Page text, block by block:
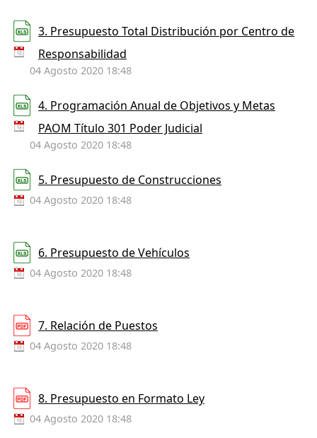
3. Presupuesto Total Distribución por Centro de
Responsabilidad
04 Agosto 2020 18:48
4. Programación Anual de Objetivos y Metas
PAOM Título 301 Poder Judicial
04 Agosto 2020 18:48
5. Presupuesto de Construcciones
04 Agosto 2020 18:48
6. Presupuesto de Vehículos
04 Agosto 2020 18:48
7. Relación de Puestos
04 Agosto 2020 18:48
8. Presupuesto en Formato Ley
04 Agosto 2020 18:48